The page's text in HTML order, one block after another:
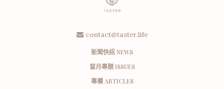
contact@taster.life
新聞快訊 NEWS
當月專題 ISSUES
專欄 ARTICLES